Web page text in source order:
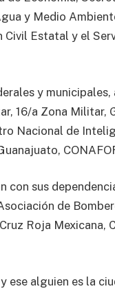
y Medio
Estatal y el
y
16/a Zona Militar,
Nacional de
con sus
de
Roja Mexicana,
ese alguien es la